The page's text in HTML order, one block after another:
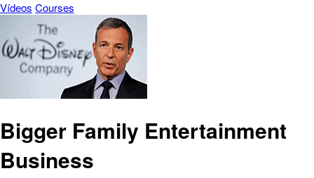
Vídeos Courses
Bigger Family Entertainment
Business